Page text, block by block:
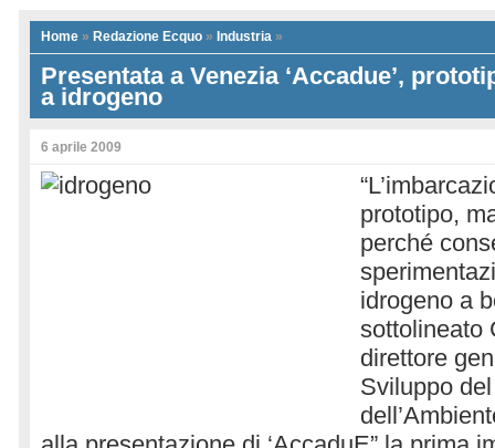
Home » Redazione Ecquo » Industria »
Presentata a Venezia ‘Accadue’,
a idrogeno
6 aprile 2009
prototipo,
perché
idrogeno a
sottolineato
direttore
Sviluppo